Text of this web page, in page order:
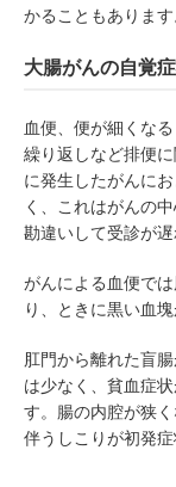
かることもあります
大腸がんの自覚
血便、便が細くな
繰り返しなど排便
に発生したがんに
く、これはがんの
勘違いして受診が
がんによる血便で
り、ときに黒い血
肛門から離れた盲
は少なく、貧血症
す。腸の内腔が狭
伴うしこりが初発症